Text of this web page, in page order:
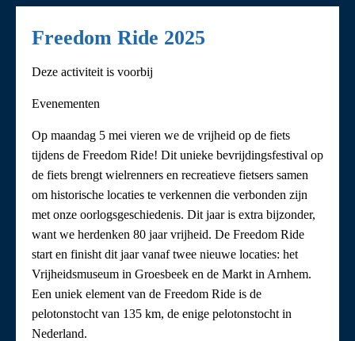
Freedom Ride 2025
Deze activiteit is voorbij
Evenementen
Op maandag 5 mei vieren we de vrijheid op de fiets
tijdens de Freedom Ride! Dit unieke bevrijdingsfestival op
de fiets brengt wielrenners en recreatieve fietsers samen
om historische locaties te verkennen die verbonden zijn
met onze oorlogsgeschiedenis. Dit jaar is extra bijzonder,
want we herdenken 80 jaar vrijheid. De Freedom Ride
start en finisht dit jaar vanaf twee nieuwe locaties: het
Vrijheidsmuseum in Groesbeek en de Markt in Arnhem.
Een uniek element van de Freedom Ride is de
pelotonstocht van 135 km, de enige pelotonstocht in
Nederland.